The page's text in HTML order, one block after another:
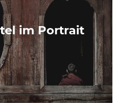
im Portrait